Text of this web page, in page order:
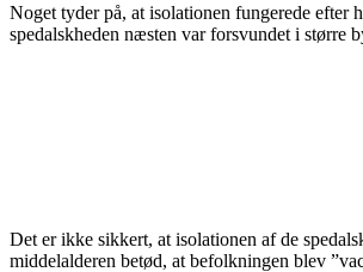
Noget tyder på, at isolationen fungerede efter
spedalskheden næsten var forsvundet i større
Det er ikke sikkert, at isolationen af de
middelalderen betød, at befolkningen blev